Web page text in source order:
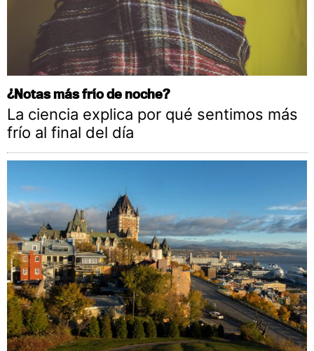
¿Notas más frío de noche?
La ciencia explica por qué sentimos más
frío al final del día